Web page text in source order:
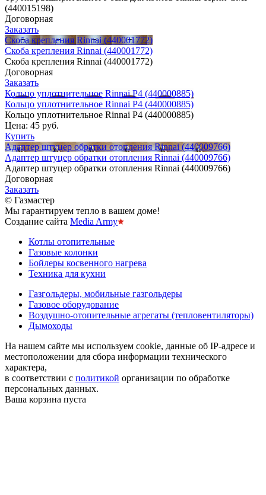
(440015198)
Договорная
Заказать
Скоба крепления Rinnai (440001772)
Скоба крепления Rinnai (440001772)
Скоба крепления Rinnai (440001772)
Договорная
Заказать
Кольцо уплотнительное Rinnai Р4 (440000885)
Кольцо уплотнительное Rinnai Р4 (440000885)
Кольцо уплотнительное Rinnai Р4 (440000885)
Цена: 45 руб.
Купить
Адаптер штуцер обратки отопления Rinnai (440009766)
Адаптер штуцер обратки отопления Rinnai (440009766)
Адаптер штуцер обратки отопления Rinnai (440009766)
Договорная
Заказать
© Газмастер
Мы гарантируем тепло в вашем доме!
Создание сайта Media Army
Котлы отопительные
Газовые колонки
Бойлеры косвенного нагрева
Техника для кухни
Газгольдеры, мобильные газгольдеры
Газовое оборудование
Воздушно-отопительные агрегаты (тепловентиляторы)
Дымоходы
На нашем сайте мы используем cookie, данные об IP-адресе и
местоположении для сбора информации технического
характера,
в соответствии с политикой организации по обработке
персональных данных.
Ваша корзина пуста